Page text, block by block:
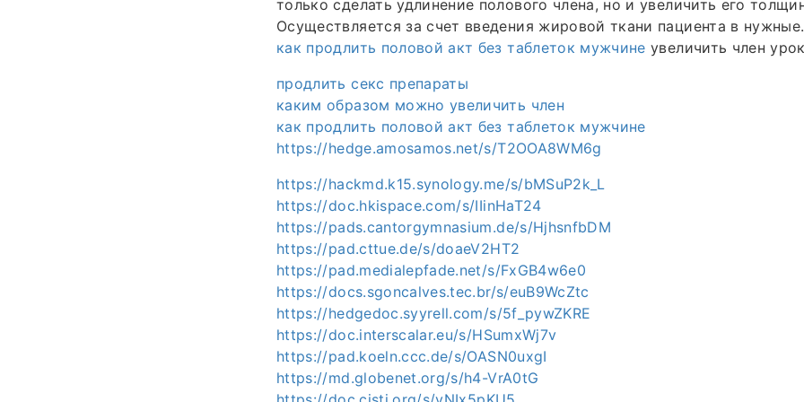
только сделать удлинение полового члена, но и увеличить его
Осуществляется за счет введения жировой ткани пациента в нужные.
как продлить половой акт без таблеток мужчине увеличить член
продлить секс препараты
каким образом можно увеличить член
как продлить половой акт без таблеток мужчине
https://hedge.amosamos.net/s/T2OOA8WM6g
https://hackmd.k15.synology.me/s/bMSuP2k_L
https://doc.hkispace.com/s/IIinHaT24
https://pads.cantorgymnasium.de/s/HjhsnfbDM
https://pad.cttue.de/s/doaeV2HT2
https://pad.medialepfade.net/s/FxGB4w6e0
https://docs.sgoncalves.tec.br/s/euB9WcZtc
https://hedgedoc.syyrell.com/s/5f_pywZKRE
https://doc.interscalar.eu/s/HSumxWj7v
https://pad.koeln.ccc.de/s/OASN0uxgI
https://md.globenet.org/s/h4-VrA0tG